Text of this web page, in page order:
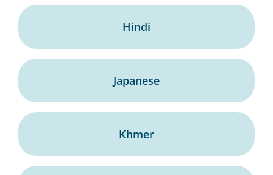
Hindi
Japanese
Khmer